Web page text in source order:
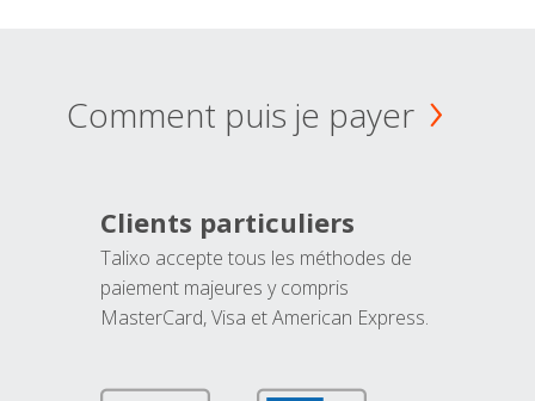
Comment puis je payer
Clients particuliers
Talixo accepte tous les méthodes de
paiement majeures y compris
MasterCard, Visa et American Express.